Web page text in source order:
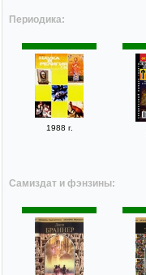
Периодика:
1988 г.
Самиздат и фэнзины: